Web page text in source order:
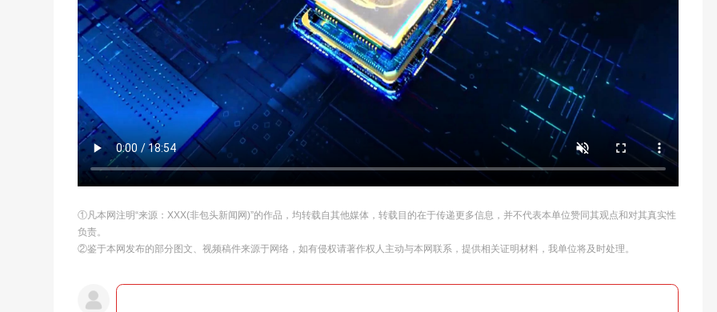
①凡本网注明“来源：XXX(非包头新闻网)”的作品，均转载自其他媒体，转载目的在于传递更多信息，并不代表本单位赞同其观点和对其真实性
负责。
②鉴于本网发布的部分图文、视频稿件来源于网络，如有侵权请著作权人主动与本网联系，提供相关证明材料，我单位将及时处理。